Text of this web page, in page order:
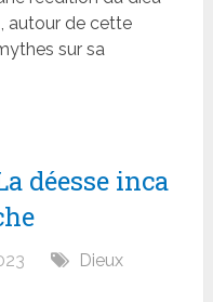
, autour de cette
sur sa
déesse inca
Dieux